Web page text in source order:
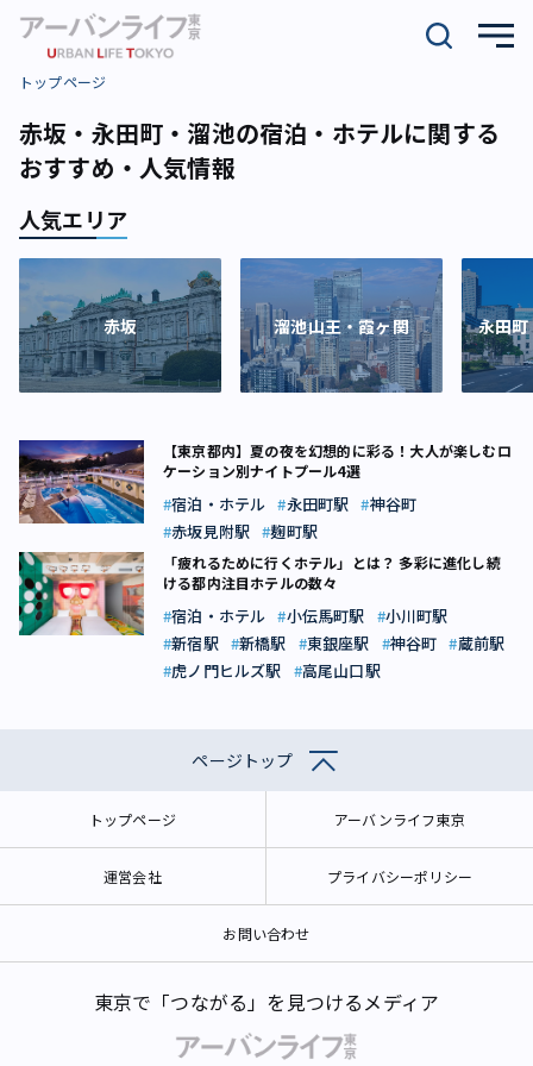
トップページ
赤坂・永田町・溜池の宿泊・ホテルに関する
おすすめ・人気情報
人気エリア
赤坂 溜池山王・霞ヶ関 永田
【東京都内】夏の夜を幻想的に彩る！大人が楽しむロ
ケーション別ナイトプール4選
宿泊・ホテル 永田町駅
神谷町
赤坂見附駅
麹町駅
「疲れるために行くホテル」とは？ 多彩に進化し続
ける都内注目ホテルの数々
宿泊・ホテル 小伝馬町駅
小川町駅
新宿駅
新橋駅 東銀座駅 神谷町
蔵前駅
虎ノ門ヒルズ駅
高尾山口駅
ページトップ
トップページ アーバンライフ東京
運営会社 プライバシーポリシー
お問い合わせ
東京で「つながる」を見つけるメディア